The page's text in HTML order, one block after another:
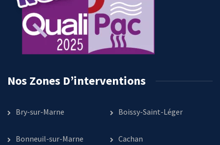
Nos Zones D’interventions
Bry-sur-Marne Boissy-Saint-Léger
Bonneuil-sur-Marne Cachan